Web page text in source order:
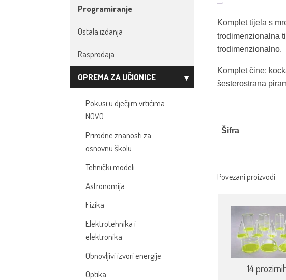
Programiranje
Ostala izdanja
Rasprodaja
OPREMA ZA UČIONICE
Pokusi u dječjim vrtićima -
NOVO
Prirodne znanosti za
osnovnu školu
Tehnički modeli
Astronomija
Fizika
Elektrotehnika i
elektronika
Obnovljivi izvori energije
Optika
Komplet tijela s
trodimenzionalna
trodimenzionalno.
Komplet čine:
šesterostrana
Šifra
Povezani proizvodi
14